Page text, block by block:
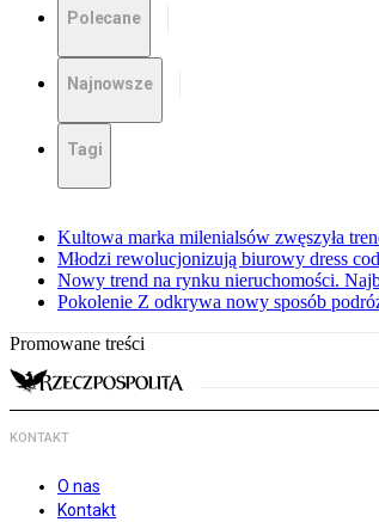
Polecane
Najnowsze
Tagi
Kultowa marka milenialsów zwęszyła
Młodzi rewolucjonizują biurowy dress
Nowy trend na rynku nieruchomości.
Pokolenie Z odkrywa nowy sposób
Promowane treści
KONTAKT
O nas
Kontakt